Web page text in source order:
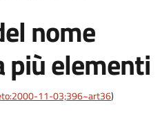
nome
più elementi
11-03;396~art36)